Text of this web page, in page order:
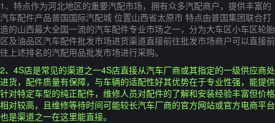
1、特点作为河北地区的重要汽配市场，拥有众多汽配商户，提供丰富的
汽车配件产品普国国际汽配城 位置山西省太原市 特点由普国集团联合打
造的山西最大全国一流的汽车配件专业市场之一，分为大车区小车区轮胎
区及油品区汽车配件批发市场进货渠道直接前往批发市场商户可以直接前
往上述排名的汽配用品批发市场进行采购。
2、4S店是常见的渠道之一4S店直接从汽车厂商或其指定的一级供应商处
进货，配件质量有保障，与车辆的适配性好其优势在于专业性强，能提供
针对特定车型的纯正配件，维修人员对配件的了解和安装经验丰富但价格
相对较高，且维修等待时间可能较长汽车厂商的官方网站或官方电商平台
也是渠道之一在这里能直接。